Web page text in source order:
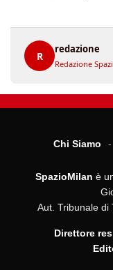
R
redazione
Redazione
Chi Siamo
SpazioMilan è
Aut. Tribunale di
Direttore